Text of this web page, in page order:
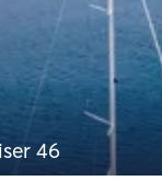
46